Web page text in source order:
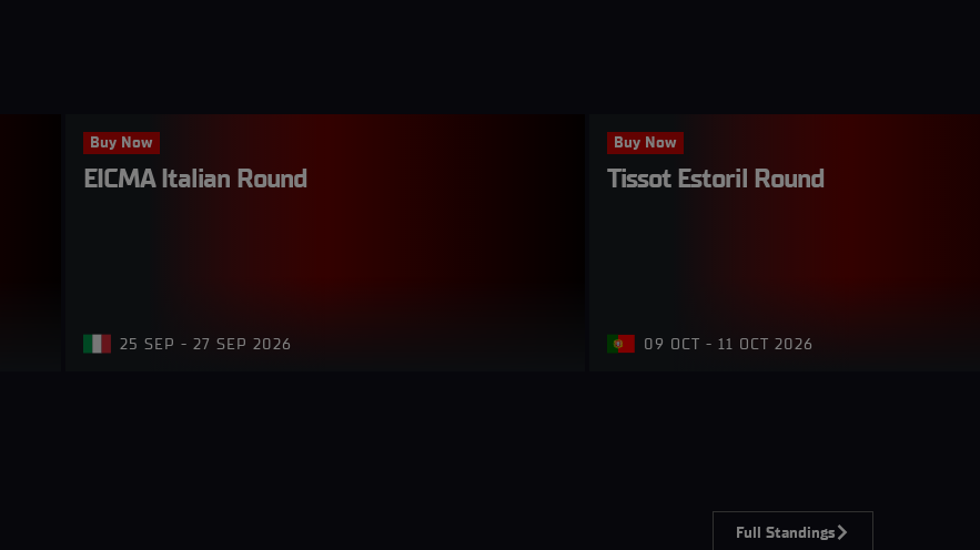
Buy Now
EICMA Italian Round
25 SEP - 27 SEP 2026
Buy Now
Tissot Estoril Round
09 OCT - 11 OCT 2026
Full Standings